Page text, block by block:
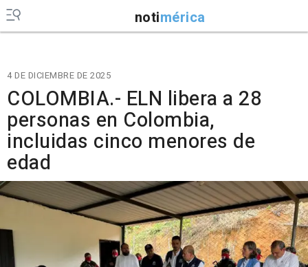
notimérica
4 DE DICIEMBRE DE 2025
COLOMBIA.- ELN libera a 28
personas en Colombia,
incluidas cinco menores de
edad